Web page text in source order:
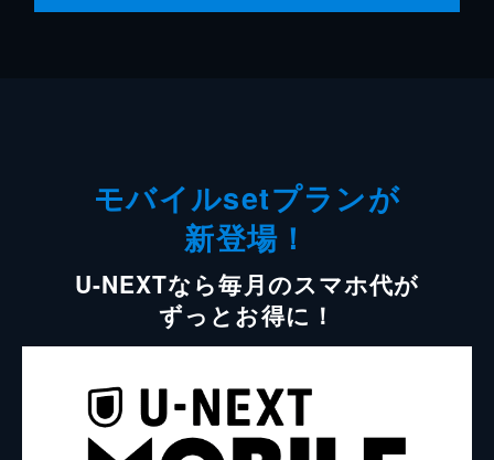
モバイルsetプランが
新登場！
U-NEXTなら毎月のスマホ代が
ずっとお得に！